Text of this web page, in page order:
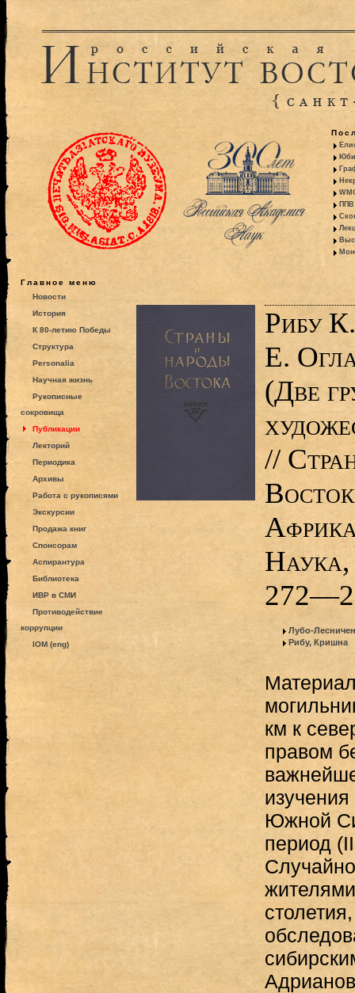
ППВ
Главное меню
Новости
История
К 80-летию Победы
Структура
Personalia
Научная жизнь
Рукописные
сокровища
Публикации
Лекторий
Периодика
Архивы
Работа с рукописями
Экскурсии
Продажа книг
Спонсорам
Аспирантура
Библиотека
ИВР в СМИ
Противодействие
коррупции
IOM (eng)
Рибу
Е.
(Две
//
Лубо-
Рибу, Кришна
км к
правом
Южной
период